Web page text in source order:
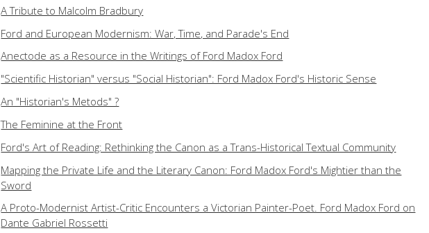
A Tribute to Malcolm Bradbury
Ford and European Modernism: War, Time, and Parade's End
Anectode as a Resource in the Writings of Ford Madox Ford
"Scientific Historian" versus "Social Historian": Ford Madox Ford's Historic Sense
An "Historian's Metods" ?
The Feminine at the Front
Ford's Art of Reading: Rethinking the Canon as a Trans-Historical Textual Community
Mapping the Private Life and the Literary Canon: Ford Madox Ford's Mightier than the
Sword
A Proto-Modernist Artist-Critic Encounters a Victorian Painter-Poet. Ford Madox Ford on
Dante Gabriel Rossetti